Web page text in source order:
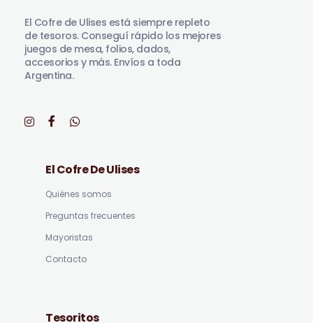
El Cofre de Ulises está siempre repleto
de tesoros. Conseguí rápido los mejores
juegos de mesa, folios, dados,
accesorios y más. Envíos a toda
Argentina.
El Cofre De Ulises
Quiénes somos
Preguntas frecuentes
Mayoristas
Contacto
Tesoritos